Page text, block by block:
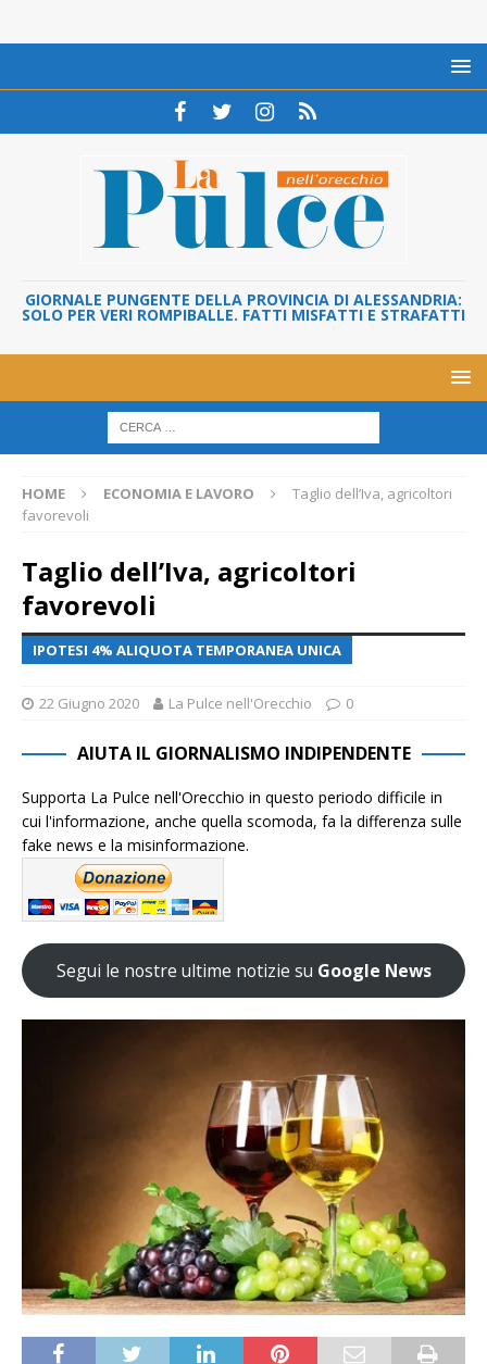
GIORNALE PUNGENTE DELLA PROVINCIA DI ALESSANDRIA:
SOLO PER VERI ROMPIBALLE. FATTI MISFATTI E STRAFATTI
HOME ECONOMIA E LAVORO
Taglio dell’Iva, agricoltori
favorevoli
Taglio dell’Iva, agricoltori
favorevoli
IPOTESI 4% ALIQUOTA TEMPORANEA UNICA
22 Giugno 2020 La Pulce nell'Orecchio 0
AIUTA IL GIORNALISMO INDIPENDENTE
Supporta La Pulce nell'Orecchio in questo periodo difficile in
cui l'informazione, anche quella scomoda, fa la differenza sulle
fake news e la misinformazione.
Segui le nostre ultime notizie su Google News